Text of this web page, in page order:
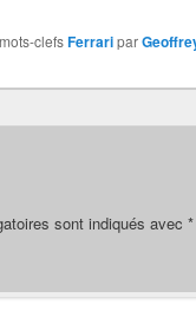
clefsFerraripar
sont indiqués avec *